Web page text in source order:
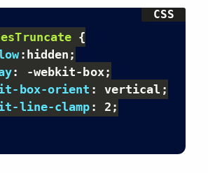
{
: hidden ;
: -webkit-box;
box-orient : vertical ;
line-clamp : 2 ;